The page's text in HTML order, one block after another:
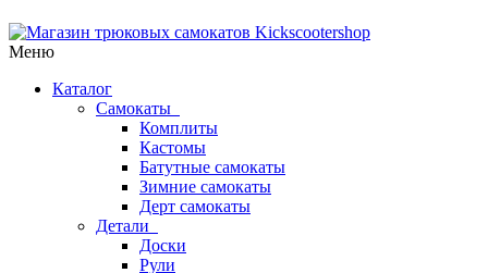
Меню
Каталог
Самокаты
Комплиты
Кастомы
Батутные самокаты
Зимние самокаты
Дерт самокаты
Детали
Доски
Рули